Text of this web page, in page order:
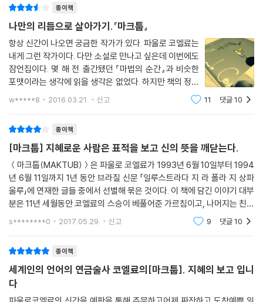
“만약 울어야 한다면 어린아이처럼 울어라. 예전에 너는 어린아이였고, 우
자유로운 존재임을, 감정을 드러내는 것은 부끄러운 일이 아님을 잊지 마
라. 원하는 만큼 시끄럽게 소리 내어 울어라. 흐느껴 울어도 좋다. 어린아이
들은 그렇게 울고 마음을 진정시키니 말이다. 어린아이들이 어떻게 울음을
그치는지 살펴본 적이 있는가? 새로운 대상으로 관심이 쏠리면 재빨리울
음을 그친다. 네가 해야 할 일이 바로 그것이다. 어린아이처럼 울수만 있다
면 말이다.”
제목에 나오는 ‘마크툽 Makt?b’은 ‘그렇게 기록되어 있다’는 뜻으로, 신의
섭리를 은유합니다. 아랍 사람들은 신의 섭리를 받아들이고 체념할 때 이
표현을 자주 사용한다고 합니다. 그런데 신의 뜻을 받아들인다는 것은 정
말 ‘체념’을 의미할까요? 신은 우리가 원하지 않는 길을 억지로 가게 만드
는 무자비한 존재인 걸까요?
하느님은 선하고 자비로운 분이며, 자신의 형상에 따라 우리 인간을 빚으
셨습니다. 하지만 동시에 인간들 한 사람 한 사람에게 고유한 꿈과 재능을
아의 신화’를 찾는 것과 일맥상통하는 일이기도 한 것입니다.
모든 것이 기록되어 있다고는 하지만, 신은 우리에게 자유의지와 선택권을
주셨고, ‘표적’을 깨닫는 지혜도 허락하셨습니다. 인생의 중요한 길목에 ‘표
적’을 세워놓으시고, 주변 사람들의 입을 통해 천사의 목소리를 듣게 하십
니다. 지혜로운 사람은 표적을 보고 신의 뜻을 깨닫고, 주변 사람들을 통해
천사의 목소리를 분별할 것입니다.
시대와 풍습은 변하지만 진리는 하나이고, 신은 우리를 돕기 위해 펜과 잉
종이책
나만의 리듬으로 살아가기.『마크툽』
항상 신간이 나오면 궁금한 작가가 있다. 파울로 코엘료는
내게 그런 작가이다. 다만 소설로 만나고 싶은데 이번에도
잠언집이다. 몇 해 전 출간됐던 『마법의 순간』과 비슷한
포맷이라는 생각에 읽을 생각은 없었다. 하지만 책의 정보
를 찬찬히 훑어보니 『마법의 순간』보다는 그 후에 출간됐
던 소설이자 치유산문집 『아크라 문서』와 더 비슷하다는
w*****8 2016.03.21. 신고 11 댓글10
종이책
[마크툽] 지혜로운 사람은 표적을 보고 신의 뜻을 깨닫는다.
＜마크툽(MAKTUB)＞은 파울로 코엘료가 1993년 6월 10일부터 1994
년 6월 11일까지 1년 동안 브라질 신문 「일루스트라다 지 라 폴라 지 상파
울루」에 연재한 글들 중에서 선별해 묶은 것이다. 이 책에 담긴 이야기 대부
분은 11년 세월동안 코엘료의 스승이 베풀어준 가르침이고, 나머지는 친구
들 또는 살면서 한 번 만났지만 잊지 못할 인상을 남긴 사람들이 그에게 해
s********0 2017.05.29. 신고 9 댓글10
종이책
세계인의 언어의 연금술사 코엘료의[마크툽]. 지혜의 보고 입니
다